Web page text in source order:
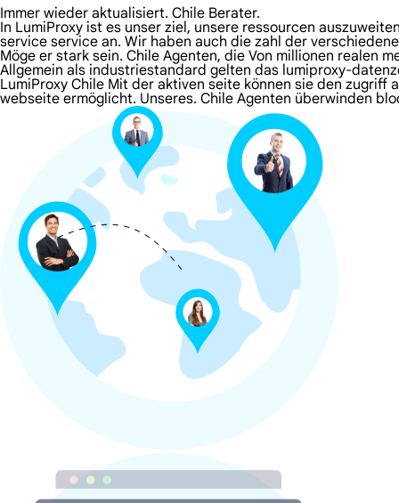
Immer wieder aktualisiert. Chile Berater.
In LumiProxy ist es unser ziel, unsere ressourcen
service service an. Wir haben auch die zahl der
Möge er stark sein. Chile Agenten, die Von millionen realen
Allgemein als industriestandard gelten das lumiproxy-
LumiProxy Chile Mit der aktiven seite können sie den
webseite ermöglicht. Unseres. Chile Agenten überwinden